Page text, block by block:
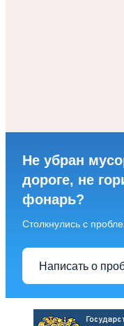
Не убран
дороге, не
фонарь?
Столкнулись с
Написать о